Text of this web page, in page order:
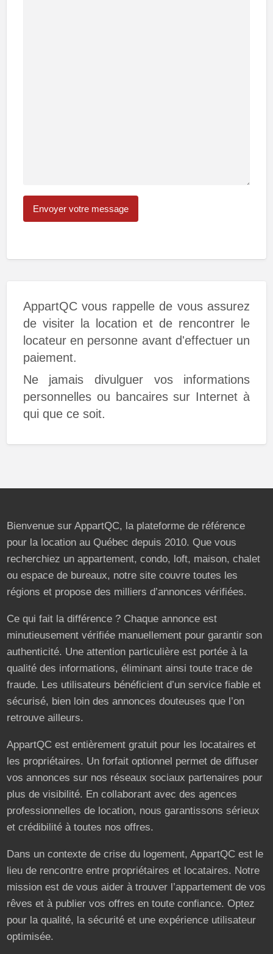
AppartQC vous rappelle de vous assurez
de visiter la location et de rencontrer le
locateur en personne avant d'effectuer un
paiement.
Ne jamais divulguer vos informations
personnelles ou bancaires sur Internet à
qui que ce soit.
Bienvenue sur AppartQC, la plateforme de référence
pour la location au Québec depuis 2010. Que vous
recherchiez un appartement, condo, loft, maison, chalet
ou espace de bureaux, notre site couvre toutes les
régions et propose des milliers d’annonces vérifiées.
Ce qui fait la différence ? Chaque annonce est
minutieusement vérifiée manuellement pour garantir son
authenticité. Une attention particulière est portée à la
qualité des informations, éliminant ainsi toute trace de
fraude. Les utilisateurs bénéficient d’un service fiable et
sécurisé, bien loin des annonces douteuses que l’on
retrouve ailleurs.
AppartQC est entièrement gratuit pour les locataires et
les propriétaires. Un forfait optionnel permet de diffuser
vos annonces sur nos réseaux sociaux partenaires pour
plus de visibilité. En collaborant avec des agences
professionnelles de location, nous garantissons sérieux
et crédibilité à toutes nos offres.
Dans un contexte de crise du logement, AppartQC est le
lieu de rencontre entre propriétaires et locataires. Notre
mission est de vous aider à trouver l’appartement de vos
rêves et à publier vos offres en toute confiance. Optez
pour la qualité, la sécurité et une expérience utilisateur
optimisée.